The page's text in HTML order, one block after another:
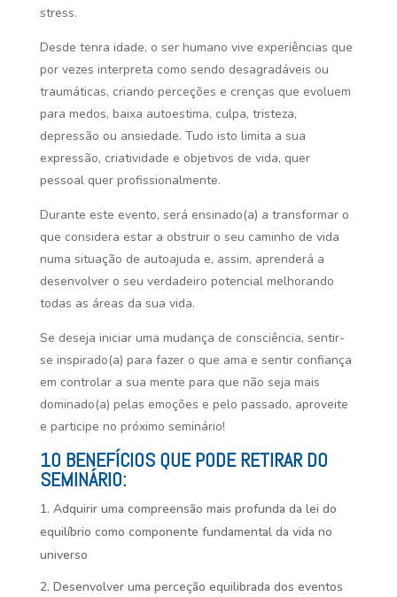
stress.
Desde tenra idade, o ser humano vive experiências que
por vezes interpreta como sendo desagradáveis ou
traumáticas, criando perceções e crenças que evoluem
para medos, baixa autoestima, culpa, tristeza,
depressão ou ansiedade. Tudo isto limita a sua
expressão, criatividade e objetivos de vida, quer
pessoal quer profissionalmente.
Durante este evento, será ensinado(a) a transformar o
que considera estar a obstruir o seu caminho de vida
numa situação de autoajuda e, assim, aprenderá a
desenvolver o seu verdadeiro potencial melhorando
todas as áreas da sua vida.
Se deseja iniciar uma mudança de consciência, sentir-
se inspirado(a) para fazer o que ama e sentir confiança
em controlar a sua mente para que não seja mais
dominado(a) pelas emoções e pelo passado, aproveite
e participe no próximo seminário!
10 BENEFÍCIOS QUE PODE RETIRAR DO
SEMINÁRIO:
Adquirir uma compreensão mais profunda da lei do
equilíbrio como componente fundamental da vida no
universo
Desenvolver uma perceção equilibrada dos eventos